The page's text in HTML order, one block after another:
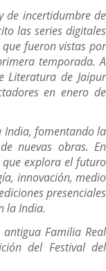
de incertidumbre de
las series digitales
que fueron vistas por
temporada. A
Literatura de Jaipur
en enero de
India, fomentando la
nuevas obras. En
explora el futuro
innovación, medio
presenciales
la India.
Familia Real
del Festival del